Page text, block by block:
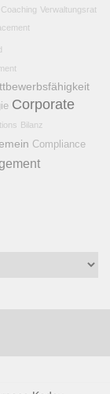
Verwaltungsrat
Corporate
Bilanz
Compliance